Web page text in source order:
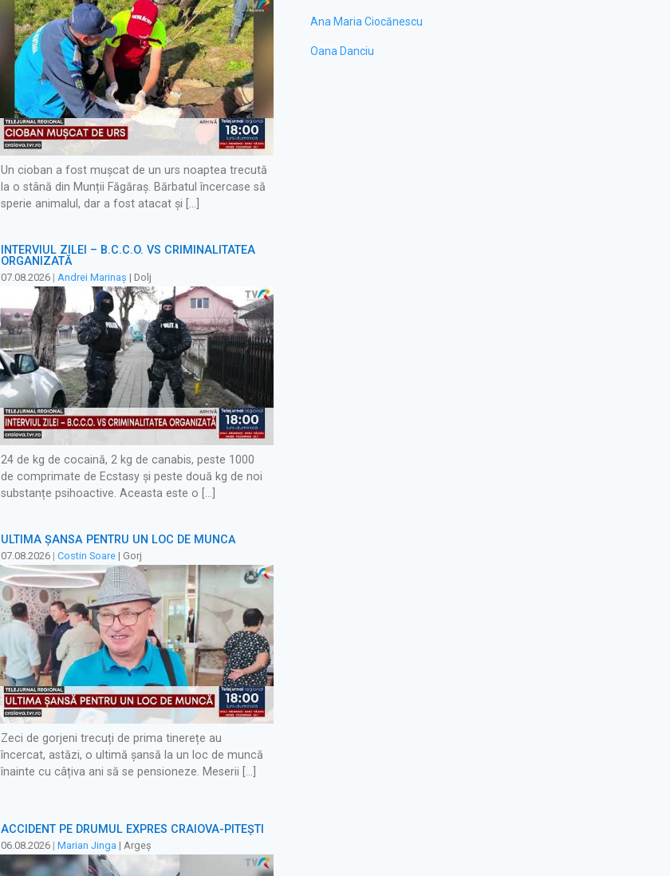
Un cioban a fost mușcat de un urs noaptea trecută
la o stână din Munții Făgăraș. Bărbatul încercase să
sperie animalul, dar a fost atacat și […]
INTERVIUL ZILEI – B.C.C.O. VS CRIMINALITATEA
ORGANIZATĂ
07.08.2026 | Andrei Marinaș | Dolj
24 de kg de cocaină, 2 kg de canabis, peste 1000
de comprimate de Ecstasy și peste două kg de noi
substanțe psihoactive. Aceasta este o […]
ULTIMA ȘANSĂ PENTRU UN LOC DE MUNCĂ
07.08.2026 | Costin Soare | Gorj
Zeci de gorjeni trecuți de prima tinerețe au
încercat, astăzi, o ultimă șansă la un loc de muncă
înainte cu câțiva ani să se pensioneze. Meserii […]
ACCIDENT PE DRUMUL EXPRES CRAIOVA-PITEȘTI
06.08.2026 | Marian Jinga | Argeș
Ana Maria Ciocănescu
Oana Danciu